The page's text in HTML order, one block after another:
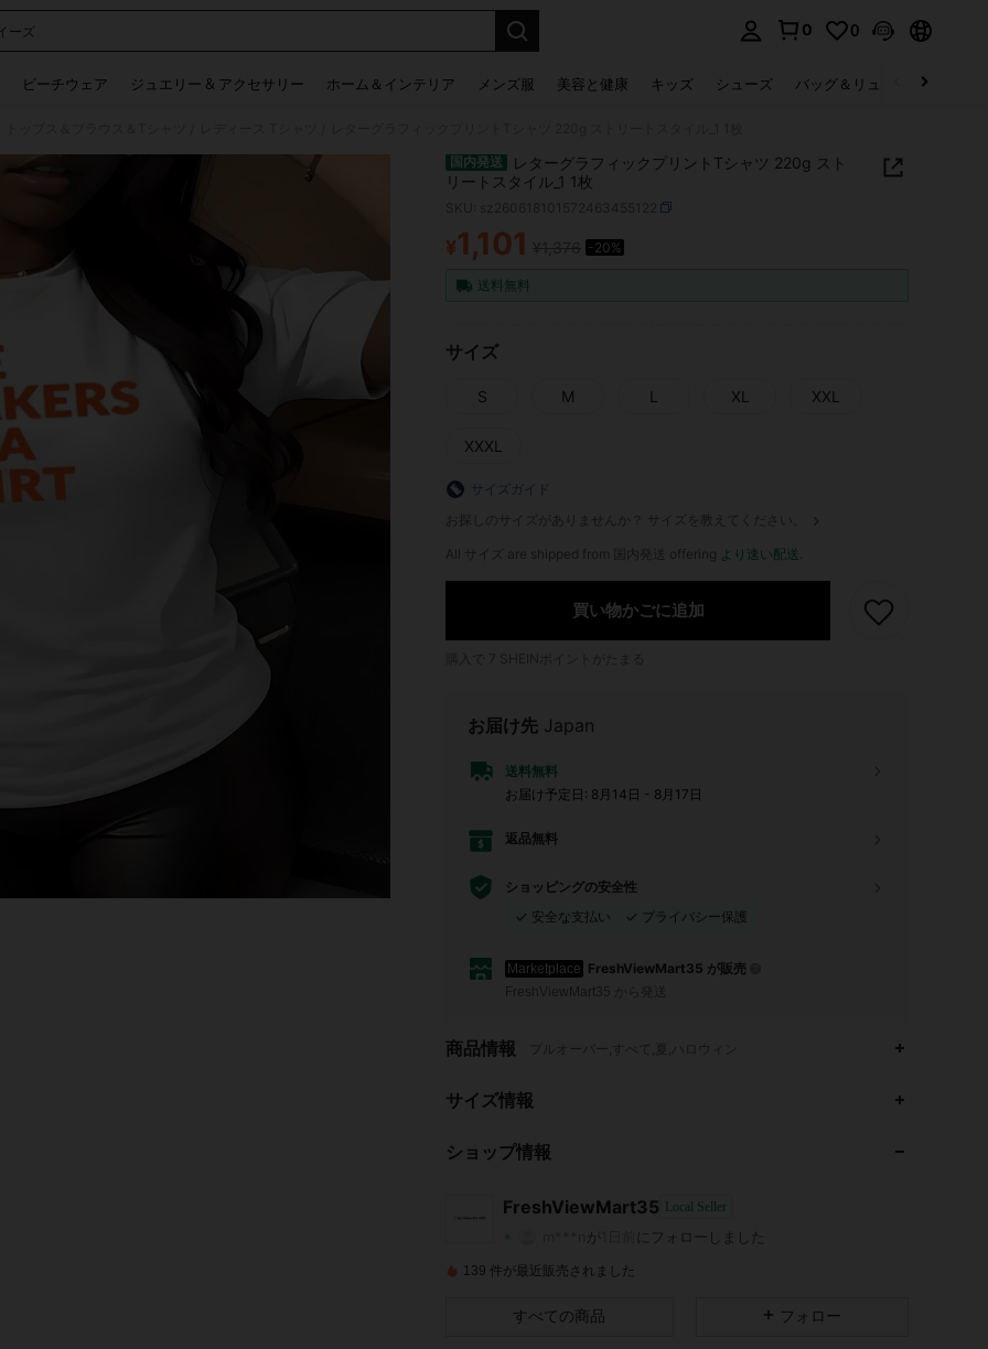
ーズ
0 0
ビーチウェア ジュエリー & アクセサリー ホーム＆インテリア メンズ服 美容と健康 キッズ シューズ バッグ＆リュック
国内発送
レターグラフィックプリントTシャツ 220g スト
リートスタイル_1 1枚
PRICE AND AVAILABILITY
¥1,101 -20%
送料無料
サイズ
S M L XL XXL
XXXL
サイズガイド
お探しのサイズがありませんか？ サイズを教えてください。
All サイズ are shipped from 国内発送 offering より速い配送
買い物かごに追加
7
お届け先 Japan
送料無料
お届け予定日: 8月14日 - 8月17日
返品無料
ショッピングの安全性
安全な支払い
プライバシー保護
Marketplace FreshViewMart35 が販売
FreshViewMart35 から発送
商品情報 プルオーバー,すべて,夏,ハロウィン
サイズ情報
ショップ情報
FreshViewMart35 Local Seller
4.68
4.68
4.68 5.1K 4
が にフォローしました
139 件が最近販売されました
すべての商品 フォロー